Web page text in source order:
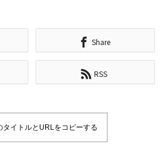
Share
RSS
タイトルとURLをコピーする